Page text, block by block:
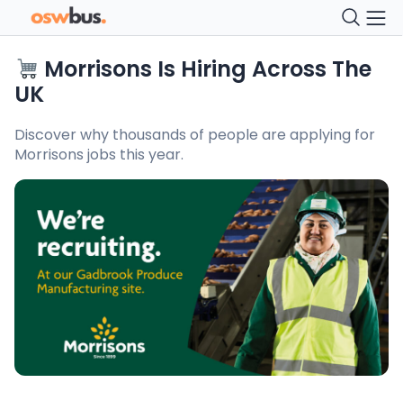
Morrisons Is Hiring Across The
UK
Discover why thousands of people are applying for
Morrisons jobs this year.